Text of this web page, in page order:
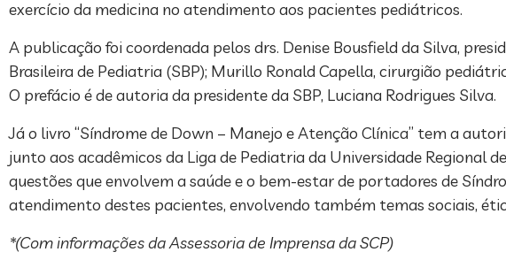
exercício da medicina no atendimento aos pacientes pediátricos.
A publicação foi coordenada pelos drs. Denise Bousfield da Silva,
Brasileira de Pediatria (SBP); Murillo Ronald Capella, cirurgião
O prefácio é de autoria da presidente da SBP, Luciana Rodrigues Silva.
Já o livro “Síndrome de Down – Manejo e Atenção Clínica” tem a
junto aos acadêmicos da Liga de Pediatria da Universidade Regional
questões que envolvem a saúde e o bem-estar de portadores de
atendimento destes pacientes, envolvendo também temas sociais,
*(Com informações da Assessoria de Imprensa da SCP)